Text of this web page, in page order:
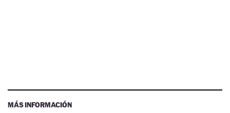
MÁS INFORMACIÓN